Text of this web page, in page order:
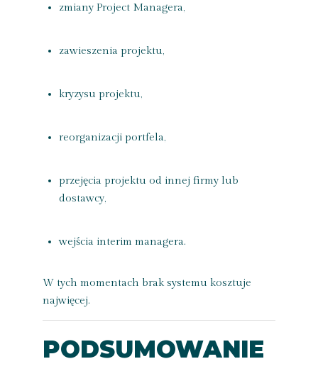
zmiany Project Managera,
zawieszenia projektu,
kryzysu projektu,
reorganizacji portfela,
przejęcia projektu od innej firmy lub
dostawcy,
wejścia interim managera.
W tych momentach brak systemu kosztuje
najwięcej.
PODSUMOWANIE